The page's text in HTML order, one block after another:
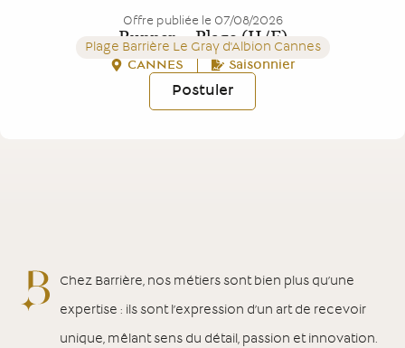
Offre publiée le 07/08/2026
Runner – Plage (H/F)
Plage Barrière Le Gray d'Albion Cannes
CANNES
Saisonnier
Postuler
Chez Barrière, nos métiers sont bien plus qu’une
expertise : ils sont l’expression d’un art de recevoir
unique, mêlant sens du détail, passion et innovation.